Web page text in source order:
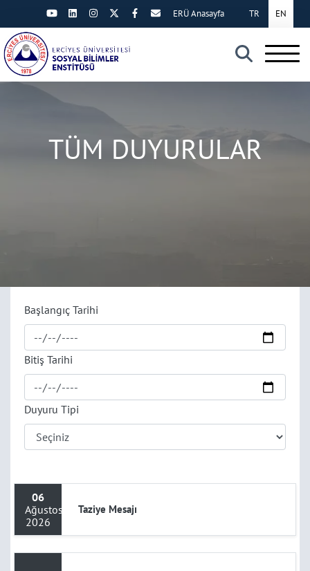
×
TR EN
ERÜ Anasayfa
TÜM DUYURULAR
Başlangıç Tarihi
Bitiş Tarihi
Duyuru Tipi
06
Ağustos
2026
Taziye Mesajı